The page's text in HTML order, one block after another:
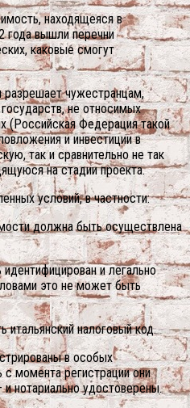
находящеяся в
года вышли перечни
каковые смогут
разрешает чужестранцам,
не относимых
(Российская Федерация такой
и инвестиции в
так и сравнительно не так
на стадии проекта.
условий, в частности:
должна быть осуществлена
и легально
это не может быть
налоговый код.
в особых
момента регистрации они
нотариально удостоверены.